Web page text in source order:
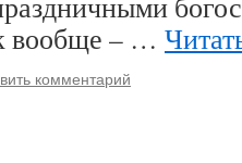
вообще – …
комментарий